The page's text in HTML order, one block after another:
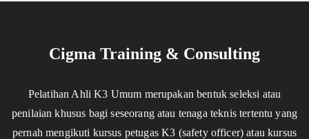
Cigma Training & Consulting
Pelatihan Ahli K3 Umum merupakan bentuk seleksi atau
penilaian khusus bagi seseorang atau tenaga teknis tertentu yang
pernah mengikuti kursus petugas K3 (safety officer) atau kursus